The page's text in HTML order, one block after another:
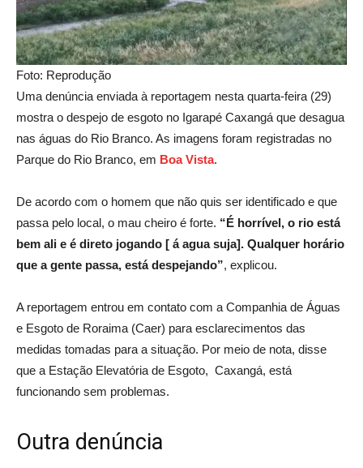
Foto: Reprodução
Uma denúncia enviada à reportagem nesta quarta-feira (29)
mostra o despejo de esgoto no Igarapé Caxangá que desagua
nas águas do Rio Branco. As imagens foram registradas no
Parque do Rio Branco, em Boa Vista.
De acordo com o homem que não quis ser identificado e que
passa pelo local, o mau cheiro é forte. “É horrível, o rio está
bem ali e é direto jogando [ á agua suja]. Qualquer horário
que a gente passa, está despejando”, explicou.
A reportagem entrou em contato com a Companhia de Águas
e Esgoto de Roraima (Caer) para esclarecimentos das
medidas tomadas para a situação. Por meio de nota, disse
que a Estação Elevatória de Esgoto, Caxangá, está
funcionando sem problemas.
Outra denúncia